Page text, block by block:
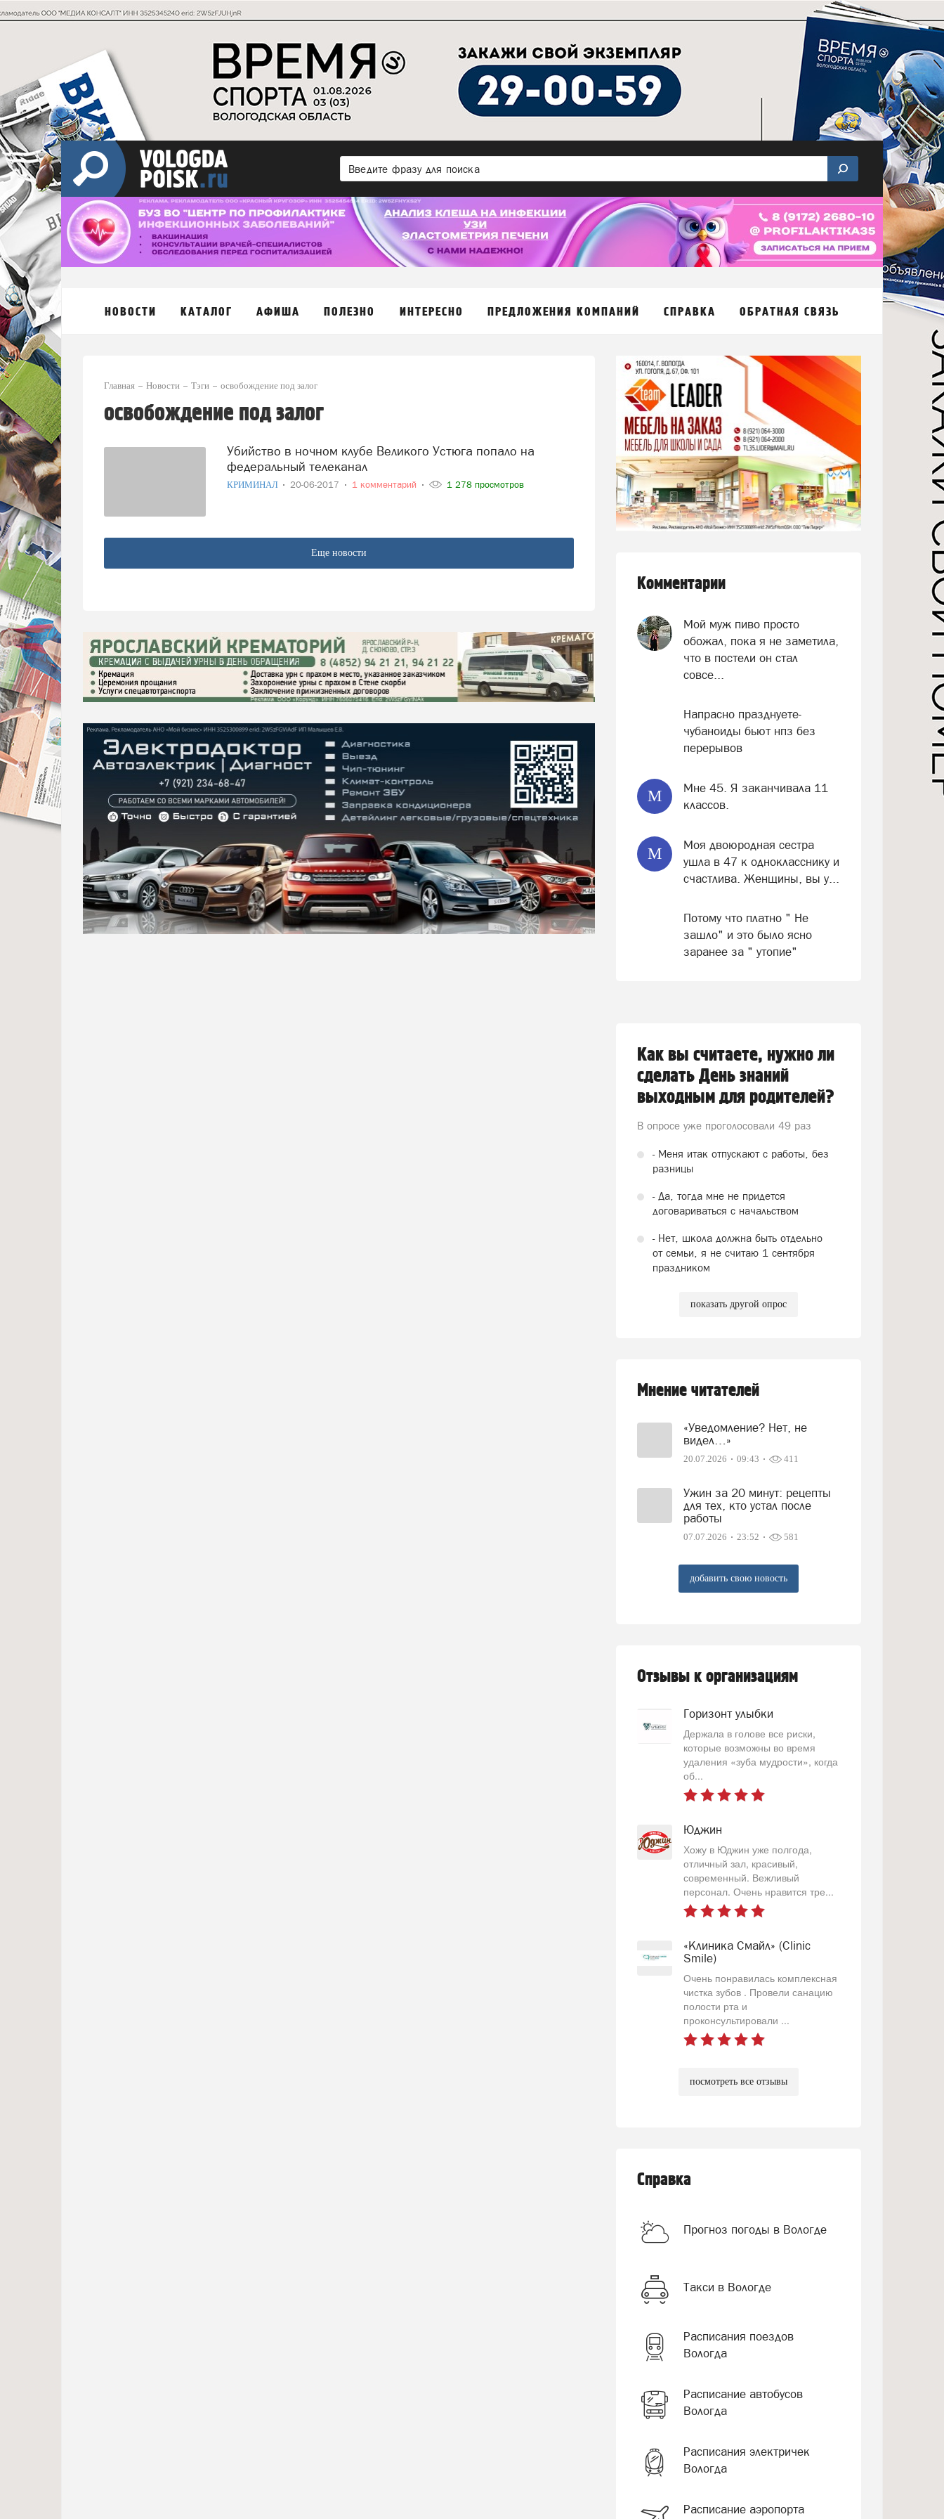
НОВОСТИ КАТАЛОГ АФИША ПОЛЕЗНО ИНТЕРЕСНО ПРЕДЛОЖЕНИЯ КОМПАНИЙ СПРАВКА ОБРАТНАЯ СВЯЗЬ
Главная Новости Тэги освобождение под залог
освобождение под залог
Убийство в ночном клубе Великого Устюга попало на
федеральный телеканал
КРИМИНАЛ 20-06-2017 1 комментарий 1 278 просмотров
Еще новости
Комментарии
Мой муж пиво просто
обожал, пока я не заметила,
что в постели он стал
совсе...
Напрасно празднуете-
чубаноиды бьют нпз без
перерывов
М
Мне 45. Я заканчивала 11
классов.
М
Моя двоюродная сестра
ушла в 47 к однокласснику и
счастлива. Женщины, вы у...
Потому что платно " Не
зашло" и это было ясно
заранее за " утопие"
Как вы считаете, нужно ли
сделать День знаний
выходным для родителей?
В опросе уже проголосовали 49 раз
- Меня итак отпускают с работы, без
разницы
- Да, тогда мне не придется
договариваться с начальством
- Нет, школа должна быть отдельно
от семьи, я не считаю 1 сентября
праздником
показать другой опрос
Мнение читателей
«Уведомление? Нет, не
видел…»
20.07.2026 09:43 411
Ужин за 20 минут: рецепты
для тех, кто устал после
работы
07.07.2026 23:52 581
добавить свою новость
Отзывы к организациям
Горизонт улыбки
Держала в голове все риски,
которые возможны во время
удаления «зуба мудрости», когда
об...
Юджин
Хожу в Юджин уже полгода,
отличный зал, красивый,
современный. Вежливый
персонал. Очень нравится тре...
«Клиника Смайл» (Clinic
Smile)
Очень понравилась комплексная
чистка зубов . Провели санацию
полости рта и
проконсультировали ...
посмотреть все отзывы
Справка
Прогноз погоды в Вологде
Такси в Вологде
Расписания поездов
Вологда
Расписание автобусов
Вологда
Расписания электричек
Вологда
Расписание аэропорта